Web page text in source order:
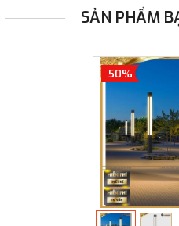
SẢN PHẨM
50%